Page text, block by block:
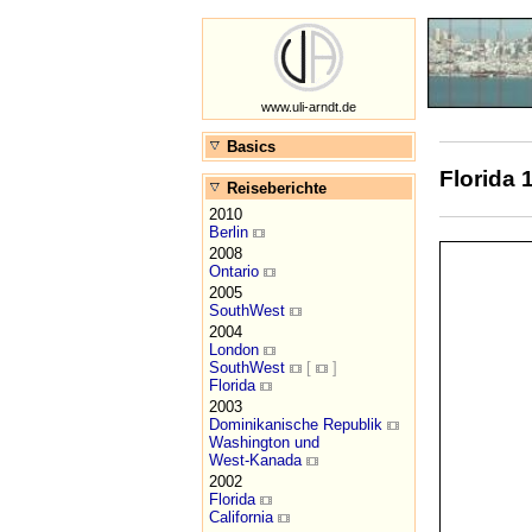
www.uli-arndt.de
Basics
Reiseberichte
2010
Berlin
2008
Ontario
2005
SouthWest
2004
London
SouthWest
[
]
Florida
2003
Dominikanische Republik
Washington und
West-Kanada
2002
Florida
California
Florida